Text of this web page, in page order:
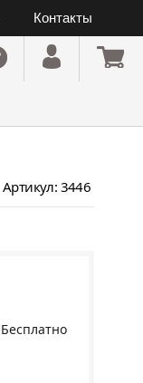
Контакты
Артикул: 3446
Бесплатно